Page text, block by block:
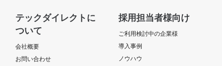
テックダイレクトに
ついて
会社概要
お問い合わせ
採用担当者様向け
ご利用検討中の企業様
導入事例
ノウハウ